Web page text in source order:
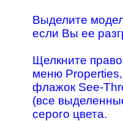
Выделите
если Вы ее
Щелкните
меню Properties,
флажок See-
(все
серого цвета.